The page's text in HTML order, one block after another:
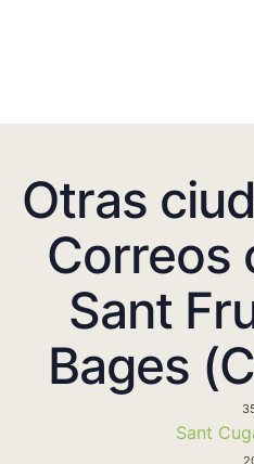
Otras
Correos
Sant
Bages
Sant